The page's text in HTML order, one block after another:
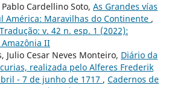
Pablo Cardellino Soto, As Grandes vías
América: Maravilhas do Continente ,
v. 42 n. esp. 1 (2022):
II
Julio Cesar Neves Monteiro, Diário da
realizada pelo Alferes Frederik
- 7 de junho de 1717 , Cadernos de